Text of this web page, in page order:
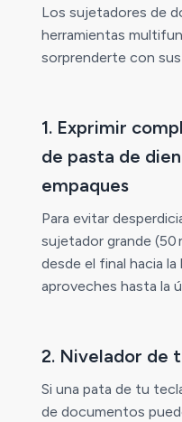
Los sujetadores de
herramientas
sorprenderte con
1. Exprimir
de pasta de
empaques
Para evitar
sujetador grande (50
desde el final hacia
aproveches hasta la
2. Nivelador de
Si una pata de tu
de documentos